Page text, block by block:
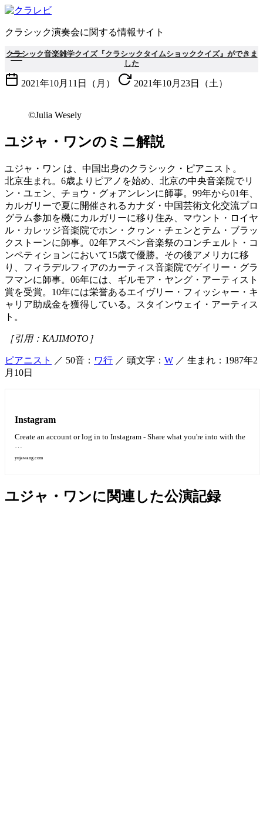
コ
テ
ツ
へ
移
クラシック演奏会に関する情報サイト
クラシック音楽雑学クイズ『クラシックタイムショッククイズ』ができま
した
2021年10月11日（月） 2021年10月23日（土）
©Julia Wesely
ユジャ・ワンのミニ解説
ユジャ・ワン は、中国出身のクラシック・ピアニスト。
北京生まれ。6歳よりピアノを始め、北京の中央音楽院でリ
ン・ユェン、チョウ・グォアンレンに師事。99年から01年、
カルガリーで夏に開催されるカナダ・中国芸術文化交流プロ
グラム参加を機にカルガリーに移り住み、マウント・ロイヤ
ル・カレッジ音楽院でホン・クヮン・チェンとテム・ブラッ
クストーンに師事。02年アスペン音楽祭のコンチェルト・コ
ンペティションにおいて15歳で優勝。その後アメリカに移
り、フィラデルフィアのカーティス音楽院でゲイリー・グラ
フマンに師事。06年には、ギルモア・ヤング・アーティスト
賞を受賞。10年には栄誉あるエイヴリー・フィッシャー・キ
ャリア助成金を獲得している。スタインウェイ・アーティス
ト。
［引用：KAJIMOTO］
ピアニスト ／ 50音： ワ行 ／ 頭文字： W ／ 生まれ：1987年2
月10日
Instagram
Create an account or log in to Instagram - Share what you're into with the
…
yujawang.com
ユジャ・ワンに関連した公演記録